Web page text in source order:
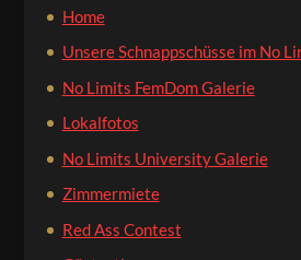
Home
Unsere Schnappschüsse im No
No Limits FemDom Galerie
Lokalfotos
No Limits University Galerie
Zimmermiete
Red Ass Contest